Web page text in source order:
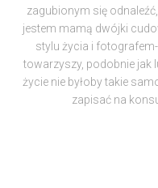
zagubionym się
jestem mamą dwójki
stylu życia i
towarzyszy, podobnie jak
życie nie byłoby takie
zapisać na